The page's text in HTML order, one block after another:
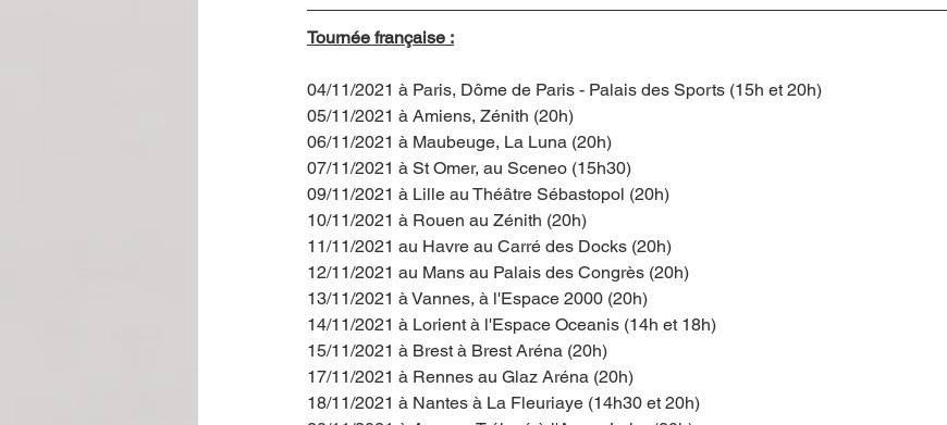
Tournée française :
04/11/2021 à Paris, Dôme de Paris - Palais des Sports (15h et 20h)
05/11/2021 à Amiens, Zénith (20h)
06/11/2021 à Maubeuge, La Luna (20h)
07/11/2021 à St Omer, au Sceneo (15h30)
09/11/2021 à Lille au Théâtre Sébastopol (20h)
10/11/2021 à Rouen au Zénith (20h)
11/11/2021 au Havre au Carré des Docks (20h)
12/11/2021 au Mans au Palais des Congrès (20h)
13/11/2021 à Vannes, à l'Espace 2000 (20h)
14/11/2021 à Lorient à l'Espace Oceanis (14h et 18h)
15/11/2021 à Brest à Brest Aréna (20h)
17/11/2021 à Rennes au Glaz Aréna (20h)
18/11/2021 à Nantes à La Fleuriaye (14h30 et 20h)